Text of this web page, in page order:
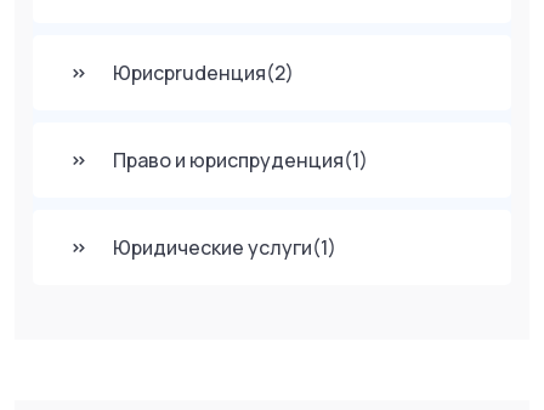
Юрисprudенция(2)
Право и юриспруденция(1)
Юридические услуги(1)